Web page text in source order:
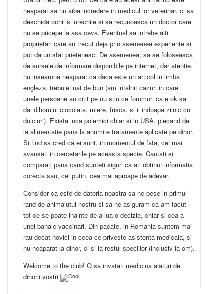
neaparat sa nu aiba incredere in medicul lor veterinar, ci sa
deschida ochii si urechile si sa recunoasca un doctor care
nu se pricepe la asa ceva. Eventual sa intrebe alti
proprietari care au trecut deja prin asemenea experiente si
pot da un sfat prietenesc. De asemenea, sa se foloseasca
de sursele de informare disponibile pe internet, dar atentie,
nu inseamna neaparat ca daca este un articol in limba
engleza, trebuie luat de bun (am intalnit cazuri in care
unele persoane au citit pe nu stiu ce forumuri ca e ok sa
dai dihorului ciocolata, miere, frisca, si ii indoapa zilnic cu
dulciuri). Exista inca polemici chiar si in USA, plecand de
la alimentatie pana la anumite tratamente aplicate pe dihor.
Si tind sa cred ca ei sunt, in momentul de fata, cei mai
avansati in cercetarile pe aceasta specie. Cautati si
comparati pana cand sunteti siguri ca ati obtinut informatia
corecta sau, cel putin, cea mai aproape de adevar.
Consider ca este de datoria noastra sa ne pese in primul
rand de animalutul nostru si sa ne asiguram ca am facut
tot ce se poate inainte de a lua o decizie, chiar si cea a
unei banale vaccinari. Din pacate, in Romania suntem mai
rau decat novici in ceea ce priveste asistenta medicala, si
nu neaparat la dihor, ci si la restul speciilor (inclusiv la om).
Welcome to the club! O sa invatati medicina alaturi de
dihorii vostri